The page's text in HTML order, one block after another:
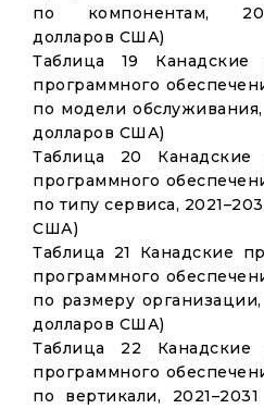
по компонентам,
долларов США)
Таблица 19 Канадские
программного
по модели
долларов США)
Таблица 20 Канадские
программного
по типу сервиса,
США)
Таблица 21 Канадские
программного
по размеру
долларов США)
Таблица 22 Канадские
программного
по вертикали,